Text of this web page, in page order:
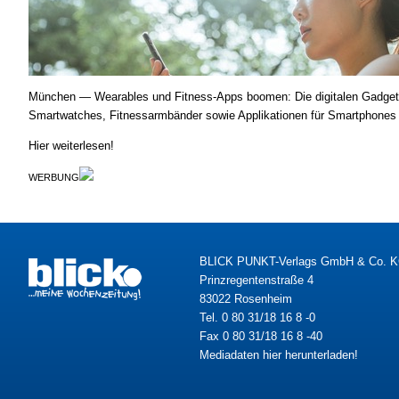
München — Wearables und Fitness-Apps boomen: Die digitalen
Smartwatches, Fitness­arm­bän­der so­wie App­li­ka­tio­nen für
Hier weiterlesen!
WERBUNG
BLICK PUNKT-Verlags GmbH & Co.
Prinzregentenstraße 4
83022 Rosenheim
Tel. 0 80 31/18 16 8 -0
Fax 0 80 31/18 16 8 -40
Mediadaten hier herunterladen!